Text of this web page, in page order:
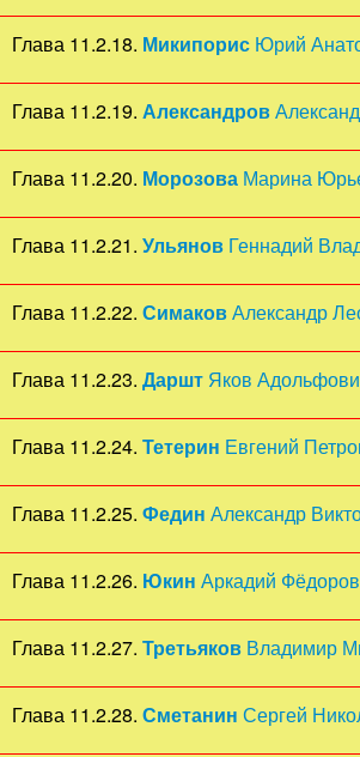
Глава 11.2.18. Микипорис Юрий
Глава 11.2.19. Александров
Глава 11.2.20. Морозова Марина
Глава 11.2.21. Ульянов Геннадий
Глава 11.2.22. СимаковАлександр
Глава 11.2.23. Даршт Яков
Глава 11.2.24. Тетерин Евгений
Глава 11.2.25. Федин Александр
Глава 11.2.26. Юкин Аркадий
Глава 11.2.27. Третьяков Владимир
Глава 11.2.28. Сметанин Сергей